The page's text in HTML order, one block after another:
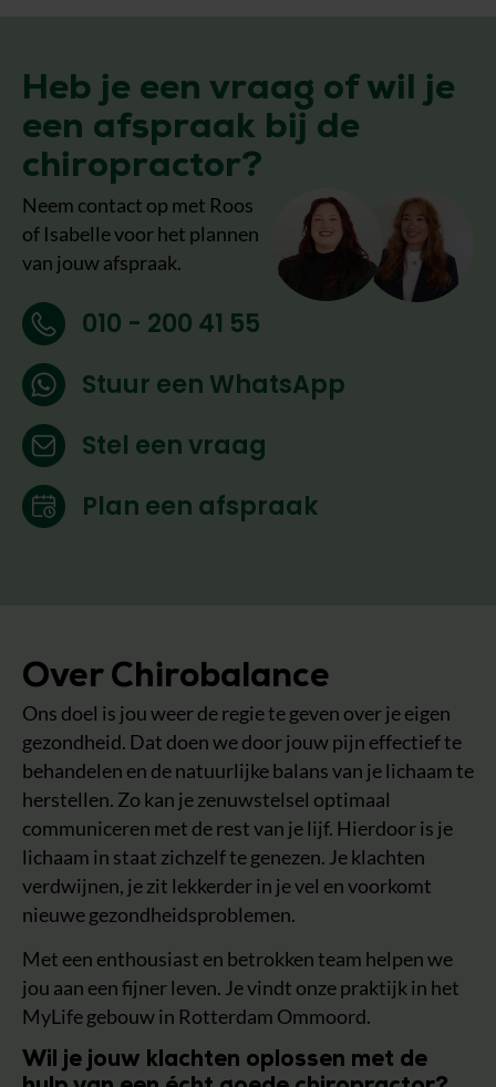
Heb je een vraag of wil je
een afspraak bij de
chiropractor?
Neem contact op met Roos
of Isabelle voor het plannen
van jouw afspraak.
010 - 200 41 55
Stuur een WhatsApp
Stel een vraag
Plan een afspraak
Over Chirobalance
Ons doel is jou weer de regie te geven over je eigen
gezondheid. Dat doen we door jouw pijn effectief te
behandelen en de natuurlijke balans van je lichaam te
herstellen. Zo kan je zenuwstelsel optimaal
communiceren met de rest van je lijf. Hierdoor is je
lichaam in staat zichzelf te genezen. Je klachten
verdwijnen, je zit lekkerder in je vel en voorkomt
nieuwe gezondheidsproblemen.
Met een enthousiast en betrokken team helpen we
jou aan een fijner leven. Je vindt onze praktijk in het
MyLife gebouw in Rotterdam Ommoord.
Wil je jouw klachten oplossen met de